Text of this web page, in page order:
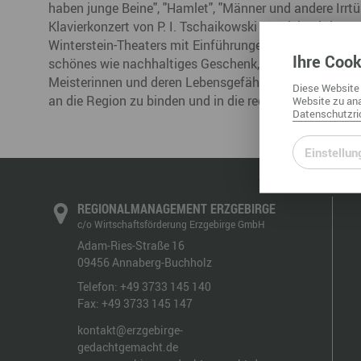
haben junge Beine", "Hamlet", "Männer und andere
Klavierkonzert von P. I. Tschaikowski gespielt wird –
Winterstein-Theaters mit Einführungen und
schönes wie nachhaltiges Geschenk, das die
Meisterinnen und deren Lebensgefährten machen
an die Region zu binden und in die regionale
REGIONALMANAGEMENT ERZGEBIRGE
c/o Wirtschaftsförderung Erzgebirge GmbH
Adam-Ries-Straße 16
09456 Annaberg-Buchholz
Telefon: +49 3733 145 140
Fax: +49 3733 145 147
kontakt@erzgebirge-
gedachtgemacht.de
Ihre
DieseWebsite
Websitezu